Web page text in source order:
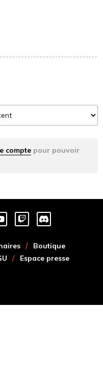
compte pour pouvoir
Boutique
Espace presse